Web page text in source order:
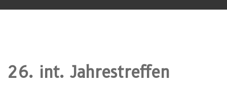
26. int. Jahrestreffen